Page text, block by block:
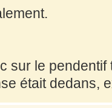
sur le
était dedans,